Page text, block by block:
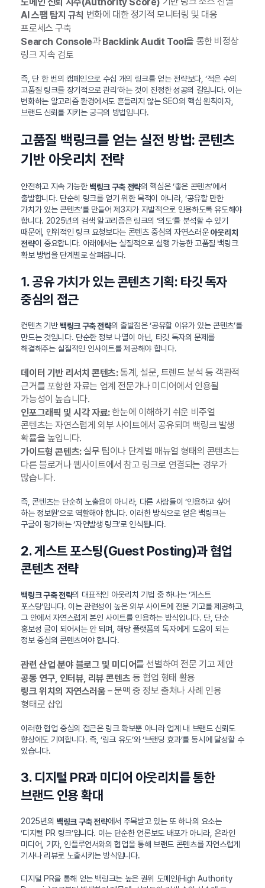
AI 스팸 탐지 규칙 변화에 대한 정기적 모니터링 및 대응
프로세스 구축
Search Console과Backlink Audit Tool을 통한 비정상
링크 지속 검토
즉, 단 한 번의 캠페인으로 수십 개의 링크를 얻는 전략보다, ‘적은 수의
고품질 링크를 장기적으로 관리’하는 것이 진정한 성공의 길입니다. 이는
변화하는 알고리즘 환경에서도 흔들리지 않는 SEO의 핵심 원칙이자,
브랜드 신뢰를 지키는 궁극의 방법입니다.
고품질 백링크를 얻는 실전 방법: 콘텐츠
기반 아웃리치 전략
안전하고 지속 가능한 백링크 구축 전략의 핵심은 ‘좋은 콘텐츠’에서
출발합니다. 단순히 링크를 얻기 위한 목적이 아니라, ‘공유할 만한
가치가 있는 콘텐츠’를 만들어 제3자가 자발적으로 인용하도록 유도해야
합니다. 2025년의 검색 알고리즘은 링크의 ‘의도’를 분석할 수 있기
때문에, 인위적인 링크 요청보다는 콘텐츠 중심의 자연스러운아웃리치
전략이 중요합니다. 아래에서는 실질적으로 실행 가능한 고품질 백링크
확보 방법을 단계별로 살펴봅니다.
1. 공유 가치가 있는 콘텐츠 기획: 타깃 독자
중심의 접근
컨텐츠 기반 백링크 구축 전략의 출발점은 ‘공유할 이유가 있는 콘텐츠’를
만드는 것입니다. 단순한 정보 나열이 아닌, 타깃 독자의 문제를
해결해주는 실질적인 인사이트를 제공해야 합니다.
데이터 기반 리서치 콘텐츠:통계, 설문, 트렌드 분석 등 객관적
근거를 포함한 자료는 업계 전문가나 미디어에서 인용될
가능성이 높습니다.
인포그래픽 및 시각 자료:한눈에 이해하기 쉬운 비주얼
콘텐츠는 자연스럽게 외부 사이트에서 공유되며 백링크 발생
확률을 높입니다.
가이드형 콘텐츠:실무 팁이나 단계별 매뉴얼 형태의 콘텐츠는
다른 블로거나 웹사이트에서 참고 링크로 연결되는 경우가
많습니다.
즉, 콘텐츠는 단순히 노출용이 아니라, 다른 사람들이 ‘인용하고 싶어
하는 정보원’으로 역할해야 합니다. 이러한 방식으로 얻은 백링크는
구글이 평가하는 ‘자연발생 링크’로 인식됩니다.
2. 게스트 포스팅(Guest Posting)과 협업
콘텐츠 전략
백링크 구축 전략의 대표적인 아웃리치 기법 중 하나는 ‘게스트
포스팅’입니다. 이는 관련성이 높은 외부 사이트에 전문 기고를 제공하고,
그 안에서 자연스럽게 본인 사이트를 인용하는 방식입니다. 단, 단순
홍보성 글이 되어서는 안 되며, 해당 플랫폼의 독자에게 도움이 되는
정보 중심의 콘텐츠여야 합니다.
관련 산업 분야 블로그 및 미디어를 선별하여 전문 기고 제안
공동 연구, 인터뷰, 리뷰 콘텐츠 등 협업 형태 활용
링크 위치의 자연스러움 – 문맥 중 정보 출처나 사례 인용
형태로 삽입
이러한 협업 중심의 접근은 링크 확보뿐 아니라 업계 내 브랜드 신뢰도
향상에도 기여합니다. 즉, ‘링크 유도’와 ‘브랜딩 효과’를 동시에 달성할 수
있습니다.
3. 디지털 PR과 미디어 아웃리치를 통한
브랜드 인용 확대
2025년의 백링크 구축 전략에서 주목받고 있는 또 하나의 요소는
‘디지털 PR 링크’입니다. 이는 단순한 언론보도 배포가 아니라, 온라인
미디어, 기자, 인플루언서와의 협업을 통해 브랜드 콘텐츠를 자연스럽게
기사나 리뷰로 노출시키는 방식입니다.
디지털 PR을 통해 얻는 백링크는 높은 권위 도메인(High Authority